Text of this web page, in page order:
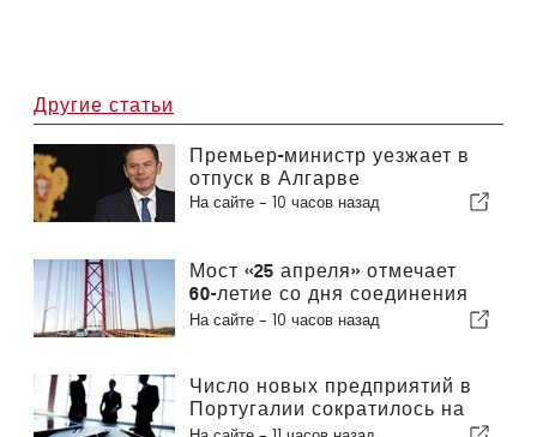
Другие статьи
Премьер-министр уезжает в
отпуск в Алгарве
На сайте - 10 часов назад
Мост «25 апреля» отмечает
60-летие со дня соединения
Лиссабона и Альмады
На сайте - 10 часов назад
Число новых предприятий в
Португалии сократилось на
4,2 %